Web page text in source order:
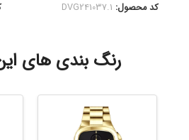
کد محصول: DVG241037.1
رنگ بندی های